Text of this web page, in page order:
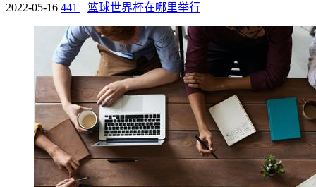
2022-05-16 441 篮球世界杯在哪里举行